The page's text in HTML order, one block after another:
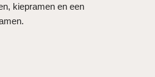
kiepramen en een